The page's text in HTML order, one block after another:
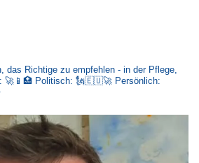
das Richtige zu empfehlen - in der Pflege,
🚀📱🏥 Politisch: 🗽🇪🇺🚀 Persönlich: